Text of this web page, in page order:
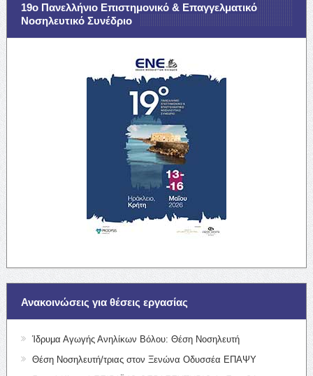
19ο Πανελλήνιο Επιστημονικό & Επαγγελματικό
Νοσηλευτικό Συνέδριο
Ανακοινώσεις για θέσεις εργασίας
Ίδρυμα Αγωγής Ανηλίκων Βόλου: Θέση Νοσηλευτή
Θέση Νοσηλευτή/τριας στον Ξενώνα Οδυσσέα ΕΠΑΨΥ